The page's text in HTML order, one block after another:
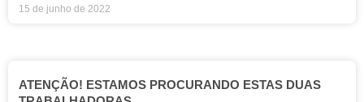
15 de junho de 2022
ATENÇÃO! ESTAMOS PROCURANDO ESTAS DUAS